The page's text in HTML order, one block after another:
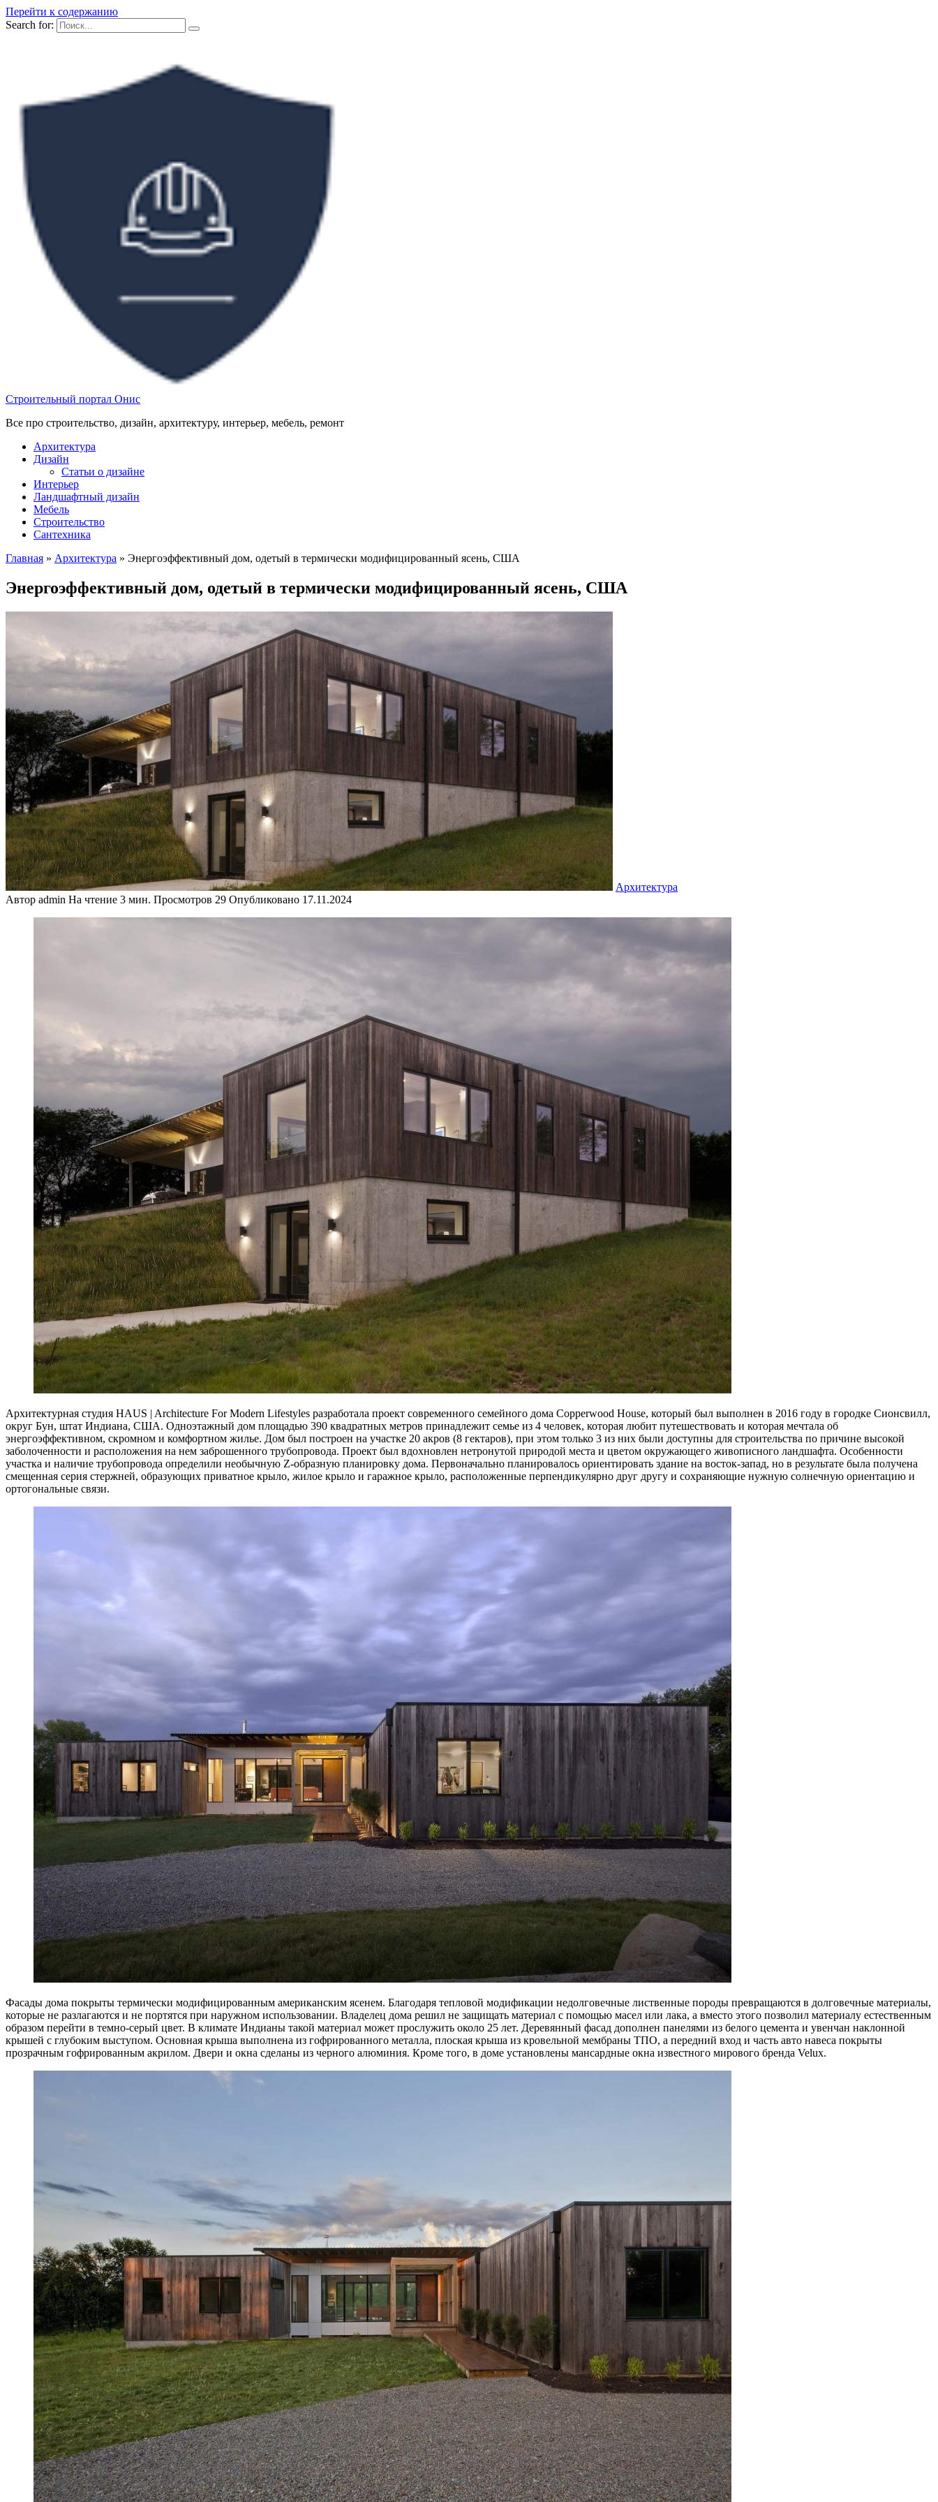
Перейти к содержанию
Search for:
Строительный портал Онис
Все про строительство, дизайн, архитектуру, интерьер, мебель, ремонт
Архитектура
Дизайн
Статьи о дизайне
Интерьер
Ландшафтный дизайн
Мебель
Строительство
Сантехника
Главная » Архитектура » Энергоэффективный дом, одетый в термически модифицированный ясень, США
Энергоэффективный дом, одетый в термически модифицированный ясень, США
Архитектура
Автор admin На чтение 3 мин. Просмотров 29 Опубликовано 17.11.2024
Архитектурная студия HAUS | Architecture For Modern Lifestyles разработала проект современного семейного дома Copperwood House, который был выполнен в 2016 году в городке Сионсвилл,
округ Бун, штат Индиана, США. Одноэтажный дом площадью 390 квадратных метров принадлежит семье из 4 человек, которая любит путешествовать и которая мечтала об
энергоэффективном, скромном и комфортном жилье. Дом был построен на участке 20 акров (8 гектаров), при этом только 3 из них были доступны для строительства по причине высокой
заболоченности и расположения на нем заброшенного трубопровода. Проект был вдохновлен нетронутой природой места и цветом окружающего живописного ландшафта. Особенности
участка и наличие трубопровода определили необычную Z-образную планировку дома. Первоначально планировалось ориентировать здание на восток-запад, но в результате была получена
смещенная серия стержней, образующих приватное крыло, жилое крыло и гаражное крыло, расположенные перпендикулярно друг другу и сохраняющие нужную солнечную ориентацию и
ортогональные связи.
Фасады дома покрыты термически модифицированным американским ясенем. Благодаря тепловой модификации недолговечные лиственные породы превращаются в долговечные материалы,
которые не разлагаются и не портятся при наружном использовании. Владелец дома решил не защищать материал с помощью масел или лака, а вместо этого позволил материалу естественным
образом перейти в темно-серый цвет. В климате Индианы такой материал может прослужить около 25 лет. Деревянный фасад дополнен панелями из белого цемента и увенчан наклонной
крышей с глубоким выступом. Основная крыша выполнена из гофрированного металла, плоская крыша из кровельной мембраны ТПО, а передний вход и часть авто навеса покрыты
прозрачным гофрированным акрилом. Двери и окна сделаны из черного алюминия. Кроме того, в доме установлены мансардные окна известного мирового бренда Velux.